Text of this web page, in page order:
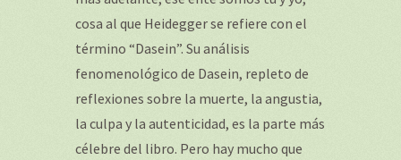
cosa al que Heidegger se refiere con el
término “Dasein”. Su análisis
fenomenológico de Dasein, repleto de
reflexiones sobre la muerte, la angustia,
la culpa y la autenticidad, es la parte más
célebre del libro. Pero hay mucho que